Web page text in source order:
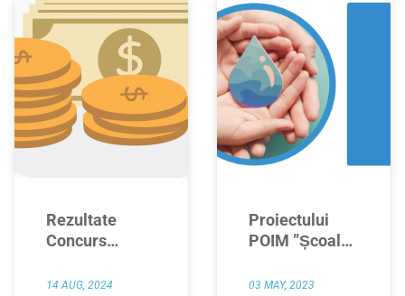
Rezultate
Concurs
Financiar
14 AUG, 2024
Proiectului
POIM ”Școala
sănătos de
03 MAY, 2023